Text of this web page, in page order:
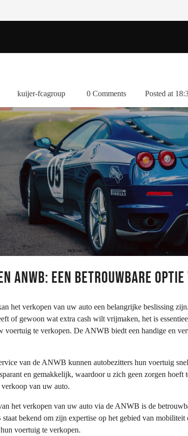
kuijer-fcagroup 0 Comments Posted at
ANWB: Een Betrouwbare
het verkopen van uw auto een belangrijke beslissing
of gewoon wat extra cash wilt vrijmaken, het is
voertuig te verkopen. De ANWB biedt een handige en
van de ANWB kunnen autobezitters hun voertuig
en gemakkelijk, waardoor u zich geen zorgen
van uw auto.
het verkopen van uw auto via de ANWB is de
bekend om zijn expertise op het gebied van mobiliteit
voertuig te verkopen.